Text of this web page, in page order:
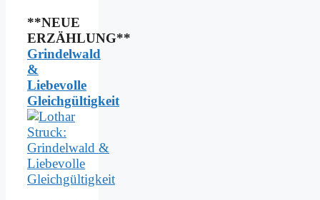
**NEUE
ERZÄHLUNG**
Grindelwald
&
Liebevolle
Gleichgültigkeit